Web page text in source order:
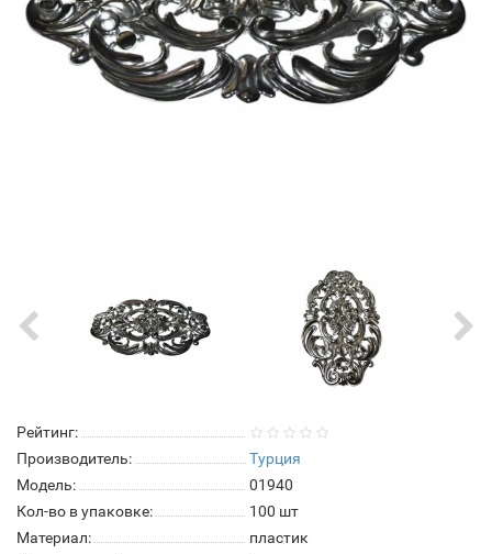
Рейтинг:
Производитель:
Турция
Модель:
01940
Кол-во в упаковке:
100 шт
Материал:
пластик